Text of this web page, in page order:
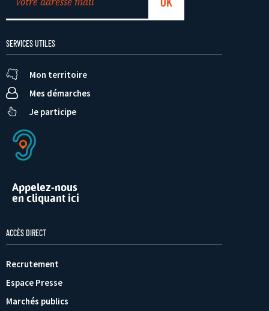
SERVICES UTILES
Mon territoire
Mes démarches
Je participe
Appelez-nous
en cliquant ici
ACCÈS DIRECT
Recrutement
Espace Presse
Marchés publics